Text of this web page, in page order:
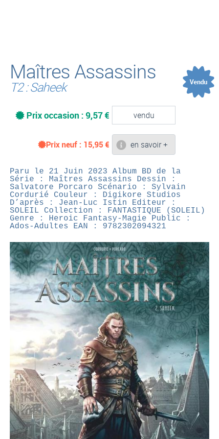
Maîtres Assassins
T2 : Saheek Vendu
Prix occasion : 9,57 € vendu
Prix neuf : 15,95€ en savoir +
Paru le 21 Juin 2023 Album BD de la
Série : Maîtres Assassins Dessin :
Salvatore Porcaro Scénario : Sylvain
Cordurié Couleur : Digikore Studios
D’après : Jean-Luc Istin Editeur :
SOLEIL Collection : FANTASTIQUE (SOLEIL)
Genre : Heroic Fantasy-Magie Public :
Ados-Adultes EAN : 9782302094321